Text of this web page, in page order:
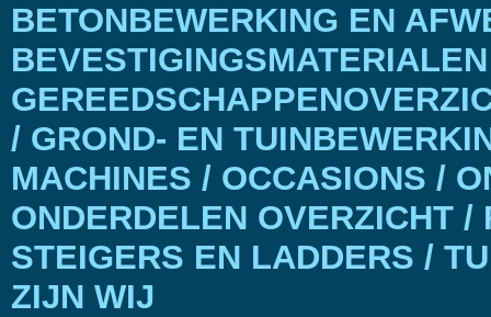
BETONBEWERKING EN
/ GROND- EN
MACHINES / OCCASIONS /
ONDERDELEN OVERZICHT
STEIGERS EN LADDERS /
ZIJN WIJ